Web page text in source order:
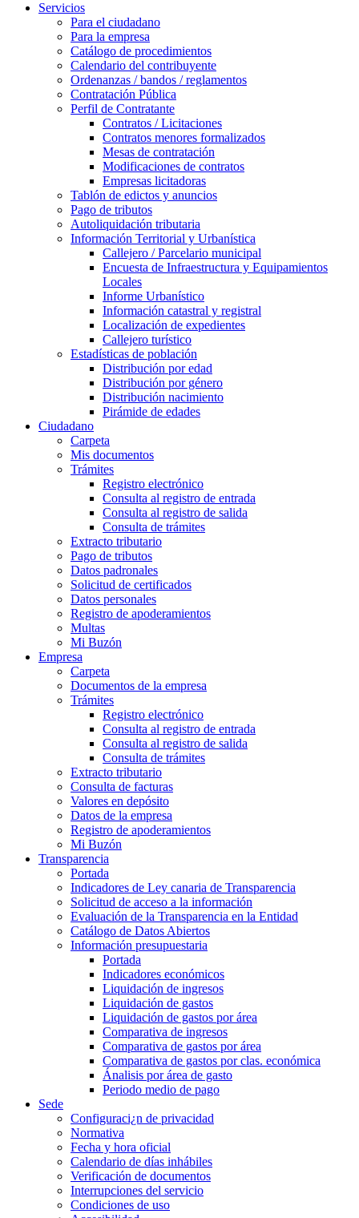
Servicios
Para el ciudadano
Para la empresa
Catálogo de procedimientos
Calendario del contribuyente
Ordenanzas / bandos / reglamentos
Contratación Pública
Perfil de Contratante
Contratos / Licitaciones
Contratos menores formalizados
Mesas de contratación
Modificaciones de contratos
Empresas licitadoras
Tablón de edictos y anuncios
Pago de tributos
Autoliquidación tributaria
Información Territorial y Urbanística
Callejero / Parcelario municipal
Encuesta de Infraestructura y Equipamientos
Locales
Informe Urbanístico
Información catastral y registral
Localización de expedientes
Callejero turístico
Estadísticas de población
Distribución por edad
Distribución por género
Distribución nacimiento
Pirámide de edades
Ciudadano
Carpeta
Mis documentos
Trámites
Registro electrónico
Consulta al registro de entrada
Consulta al registro de salida
Consulta de trámites
Extracto tributario
Pago de tributos
Datos padronales
Solicitud de certificados
Datos personales
Registro de apoderamientos
Multas
Mi Buzón
Empresa
Carpeta
Documentos de la empresa
Trámites
Registro electrónico
Consulta al registro de entrada
Consulta al registro de salida
Consulta de trámites
Extracto tributario
Consulta de facturas
Valores en depósito
Datos de la empresa
Registro de apoderamientos
Mi Buzón
Transparencia
Portada
Indicadores de Ley canaria de Transparencia
Solicitud de acceso a la información
Evaluación de la Transparencia en la Entidad
Catálogo de Datos Abiertos
Información presupuestaria
Portada
Indicadores económicos
Liquidación de ingresos
Liquidación de gastos
Liquidación de gastos por área
Comparativa de ingresos
Comparativa de gastos por área
Comparativa de gastos por clas. económica
Ánalisis por área de gasto
Periodo medio de pago
Sede
Configuraci¿n de privacidad
Normativa
Fecha y hora oficial
Calendario de días inhábiles
Verificación de documentos
Interrupciones del servicio
Condiciones de uso